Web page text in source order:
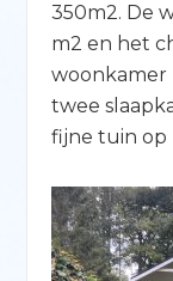
350m2. De
m2 en het
woonkamer
twee
fijne tuin op